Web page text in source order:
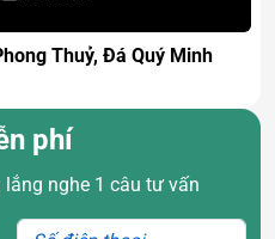
Thuỷ, Đá Quý Minh
phí
nghe 1 câu tư vấn